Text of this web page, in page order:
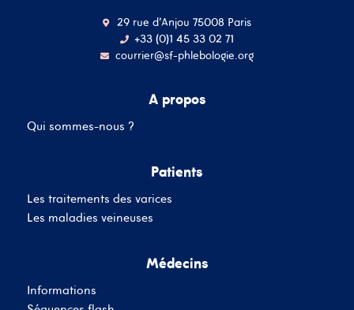
29 rue d'Anjou 75008 Paris
+33 (0)1 45 33 02 71
courrier@sf-phlebologie.org
A propos
Qui sommes-nous ?
Patients
Les traitements des varices
Les maladies veineuses
Médecins
Informations
adresse mail
Se souvenir de moi
SE CONNECTER